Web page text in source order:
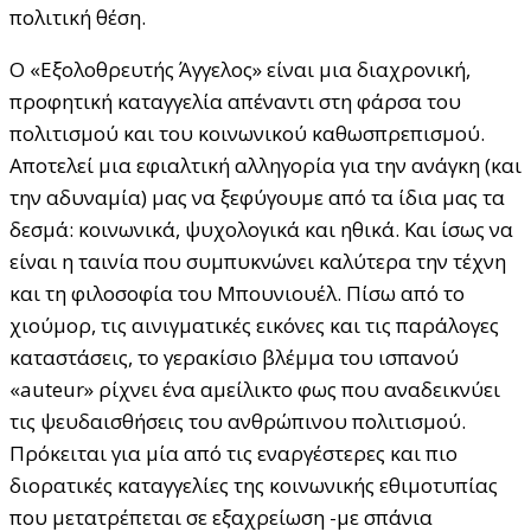
πολιτική θέση.
Ο «Εξολοθρευτής Άγγελος» είναι μια διαχρονική,
προφητική καταγγελία απέναντι στη φάρσα του
πολιτισμού και του κοινωνικού καθωσπρεπισμού.
Αποτελεί μια εφιαλτική αλληγορία για την ανάγκη (και
την αδυναμία) μας να ξεφύγουμε από τα ίδια μας τα
δεσμά: κοινωνικά, ψυχολογικά και ηθικά. Και ίσως να
είναι η ταινία που συμπυκνώνει καλύτερα την τέχνη
και τη φιλοσοφία του Μπουνιουέλ. Πίσω από το
χιούμορ, τις αινιγματικές εικόνες και τις παράλογες
καταστάσεις, το γερακίσιο βλέμμα του ισπανού
«auteur» ρίχνει ένα αμείλικτο φως που αναδεικνύει
τις ψευδαισθήσεις του ανθρώπινου πολιτισμού.
Πρόκειται για μία από τις εναργέστερες και πιο
διορατικές καταγγελίες της κοινωνικής εθιμοτυπίας
που μετατρέπεται σε εξαχρείωση -με σπάνια